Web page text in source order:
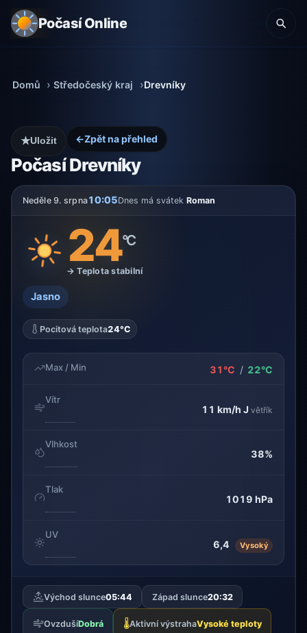
Počasí Online
Domů Středočeský kraj Drevníky
←Zpět na přehled
Počasí Drevníky
★Uložit
Neděle 9. srpna10:05Dnes má svátek Roman
24°C
→ Teplota stabilní
Jasno
Pocitová teplota24°C
Max / Min 31°C / 22°C
Vítr
11 km/h J větřík
Vlhkost
38%
Tlak
1019 hPa
UV
6,4 Vysoký
Východ slunce05:44 Západ slunce20:32
OvzdušíDobrá 🌡️Aktivní výstrahaVysoké teploty